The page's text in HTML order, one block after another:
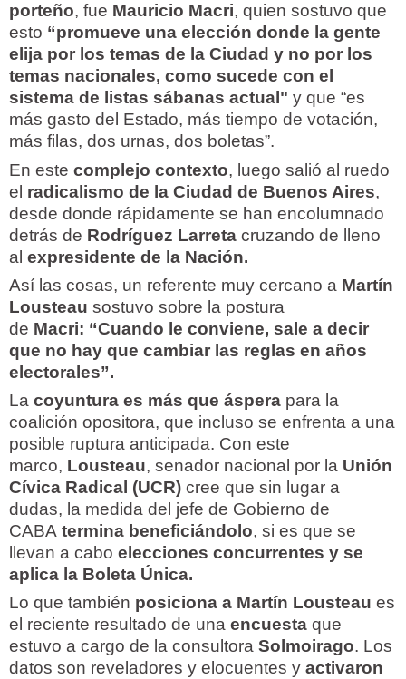
porteño, fue Mauricio Macri, quien sostuvo que
esto “promueve una elección donde la gente
elija por los temas de la Ciudad y no por los
temas nacionales, como sucede con el
sistema de listas sábanas actual" y que “es
más gasto del Estado, más tiempo de votación,
más filas, dos urnas, dos boletas”.
En este complejo contexto, luego salió al ruedo
el radicalismo de la Ciudad de Buenos Aires,
desde donde rápidamente se han encolumnado
detrás de Rodríguez Larreta cruzando de lleno
al expresidente de la Nación.
Así las cosas, un referente muy cercano a Martín
Lousteau sostuvo sobre la postura
de Macri: “Cuando le conviene, sale a decir
que no hay que cambiar las reglas en años
electorales”.
La coyuntura es más que áspera para la
coalición opositora, que incluso se enfrenta a una
posible ruptura anticipada. Con este
marco, Lousteau, senador nacional por la Unión
Cívica Radical (UCR) cree que sin lugar a
dudas, la medida del jefe de Gobierno de
CABA termina beneficiándolo, si es que se
llevan a cabo elecciones concurrentes y se
aplica la Boleta Única.
Lo que también posiciona a Martín Lousteau es
el reciente resultado de una encuesta que
estuvo a cargo de la consultora Solmoirago. Los
datos son reveladores y elocuentes y activaron